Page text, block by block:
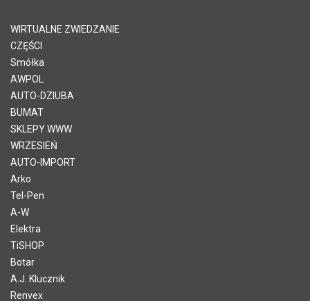
WIRTUALNE ZWIEDZANIE
CZĘŚCI
Smółka
AWPOL
AUTO-DZIUBA
BUMAT
SKLEPY WWW
WRZESIEŃ
AUTO-IMPORT
Arko
Tel-Pen
A-W
Elektra
TiSHOP
Botar
A.J. Klucznik
Renvex